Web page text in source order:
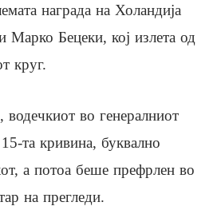
награда на Холандија
Марко Бецеки, кој излета од
круг.
во генералниот
та кривина, буквално
а потоа беше префрлен во
на прегледи.